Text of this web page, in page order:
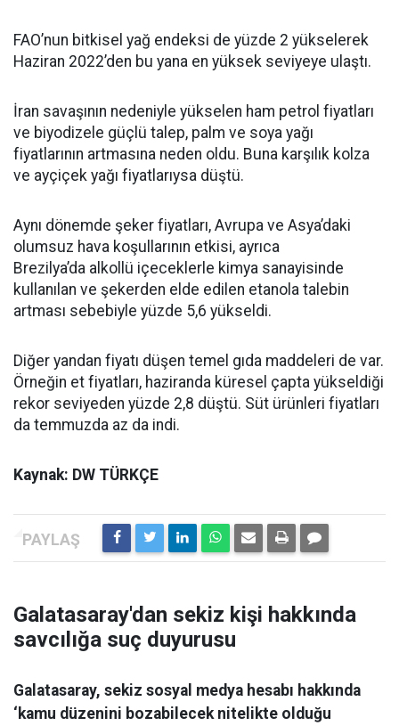
FAO’nun bitkisel yağ endeksi de yüzde 2 yükselerek
Haziran 2022’den bu yana en yüksek seviyeye ulaştı.
İran savaşının nedeniyle yükselen ham petrol fiyatları
ve biyodizele güçlü talep, palm ve soya yağı
fiyatlarının artmasına neden oldu. Buna karşılık kolza
ve ayçiçek yağı fiyatlarıysa düştü.
Aynı dönemde şeker fiyatları, Avrupa ve Asya’daki
olumsuz hava koşullarının etkisi, ayrıca
Brezilya’da alkollü içeceklerle kimya sanayisinde
kullanılan ve şekerden elde edilen etanola talebin
artması sebebiyle yüzde 5,6 yükseldi.
Diğer yandan fiyatı düşen temel gıda maddeleri de var.
Örneğin et fiyatları, haziranda küresel çapta yükseldiği
rekor seviyeden yüzde 2,8 düştü. Süt ürünleri fiyatları
da temmuzda az da indi.
Kaynak: DW TÜRKÇE
Galatasaray'dan sekiz kişi hakkında
savcılığa suç duyurusu
Galatasaray, sekiz sosyal medya hesabı hakkında
‘kamu düzenini bozabilecek nitelikte olduğu